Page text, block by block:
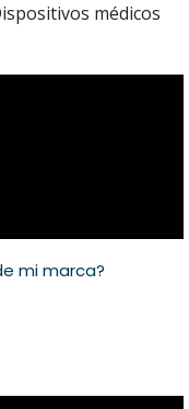
médicos
mi marca?